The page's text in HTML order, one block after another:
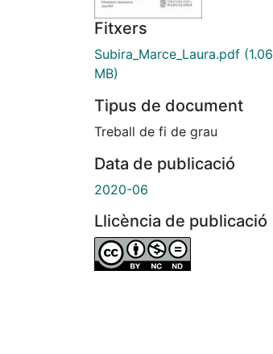
Fitxers
Subira_Marce_Laura.pdf (1.06
MB)
Tipus de document
Treball de fi de grau
Data de publicació
2020-06
Llicència de publicació